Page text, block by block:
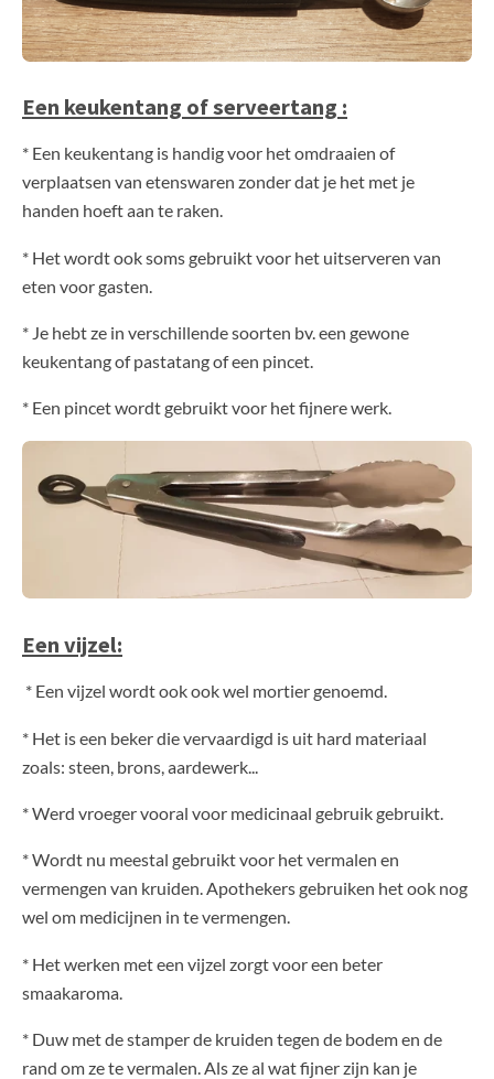
Een keukentang of serveertang :
* Een keukentang is handig voor het omdraaien of
verplaatsen van etenswaren zonder dat je het met je
handen hoeft aan te raken.
* Het wordt ook soms gebruikt voor het uitserveren van
eten voor gasten.
* Je hebt ze in verschillende soorten bv. een gewone
keukentang of pastatang of een pincet.
* Een pincet wordt gebruikt voor het fijnere werk.
Een vijzel:
* Een vijzel wordt ook ook wel mortier genoemd.
* Het is een beker die vervaardigd is uit hard materiaal
zoals: steen, brons, aardewerk...
* Werd vroeger vooral voor medicinaal gebruik gebruikt.
* Wordt nu meestal gebruikt voor het vermalen en
vermengen van kruiden. Apothekers gebruiken het ook nog
wel om medicijnen in te vermengen.
* Het werken met een vijzel zorgt voor een beter
smaakaroma.
* Duw met de stamper de kruiden tegen de bodem en de
rand om ze te vermalen. Als ze al wat fijner zijn kan je